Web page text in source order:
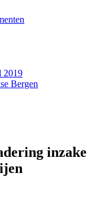
2019
Bergen
inzake